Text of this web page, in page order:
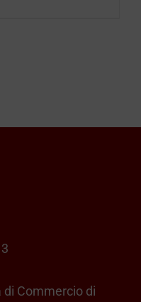
Commercio di